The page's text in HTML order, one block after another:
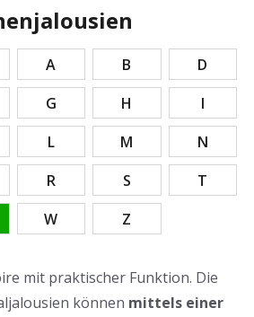
A B
D
G H
I
L M
N
R S
T
W Z
mit praktischer Funktion. Die
können mittels einer